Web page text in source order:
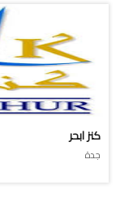
كنز ابحر
جدة